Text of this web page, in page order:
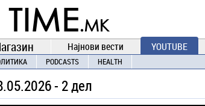
TIME.mk
ВЕСТИ
NEWSНајнови вести YOUTUBE
PODCASTS HEALTH
- 2 дел